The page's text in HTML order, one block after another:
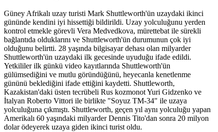
Güney Afrikalı uzay turisti Mark Shuttleworth'ün uzaydaki ikinci
gününde kendini iyi hissettiği bildirildi. Uzay yolculuğunu yerden
kontrol etmekle görevli Vera Medvedkova, mürettebat ile sürekli
bağlantıda olduklarını ve Shuttleworth'ün durumunun çok iyi
olduğunu belirtti. 28 yaşında bilgisayar dehası olan milyarder
Shuttleworth'ün uzaydaki ilk gecesinde uyuduğu ifade edildi.
Yetkililer ilk günkü video kayıtlarında Shuttleworth'ün
gülümsediğini ve mutlu göründüğünü, heyecanla kenetlenme
gününü beklediğini ifade ettiğini kaydetti. Shuttleworth,
Kazakistan'daki üsten tecrübeli Rus kozmonot Yuri Gidzenko ve
İtalyan Roberto Vittori ile birlikte "Soyuz TM-34" ile uzaya
yolculuğuna çıkmıştı. Shuttleworth, geçen yıl aynı yolculuğu yapan
Amerikalı 60 yaşındaki milyarder Dennis Tito'dan sonra 20 milyon
dolar ödeyerek uzaya giden ikinci turist oldu.